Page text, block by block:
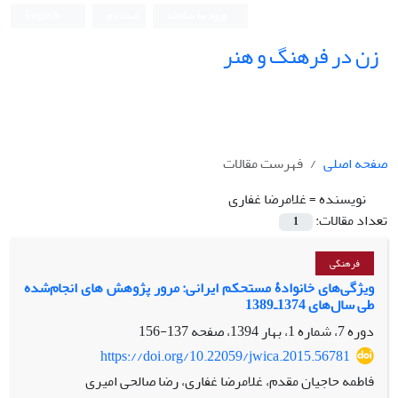
زن در فرهنگ و هنر
صفحه اصلی
فهرست مقالات
نویسنده =غلامرضا غفاری
تعداد مقالات:
1
فرهنگی
ویژگی‌های خانوادۀ مستحکم ایرانی: مرور پژوهش ‏های انجام‌شده
طی سال‌های 1374ـ1389
دوره 7، شماره 1، بهار 1394، صفحه
137-156
https://doi.org/10.22059/jwica.2015.56781
فاطمه حاجیان مقدم، غلامرضا غفاری، رضا صالحی امیری